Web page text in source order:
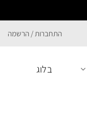
התחברות / הרשמה
בלוג